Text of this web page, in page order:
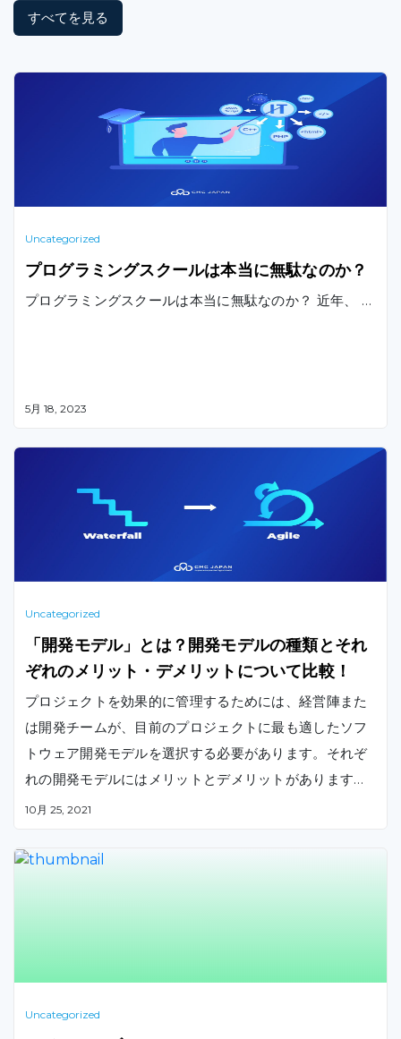
すべてを見る
Uncategorized
プログラミングスクールは本当に無駄なのか？
プログラミングスクールは本当に無駄なのか？ 近年、 …
5月 18, 2023
Uncategorized
「開発モデル」とは？開発モデルの種類とそれ
ぞれのメリット・デメリットについて比較！
プロジェクトを効果的に管理するためには、経営陣また
は開発チームが、目前のプロジェクトに最も適したソフ
トウェア開発モデルを選択する必要があります。それぞ
れの開発モデルにはメリットとデメリットがあります。
この記事では、いくつかのソフトウェア開発モデルにの
説します。
10月 25, 2021
Uncategorized